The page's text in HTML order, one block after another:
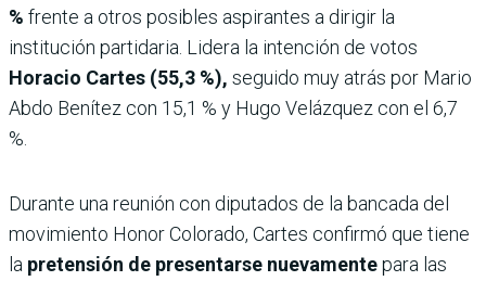
% frente a otros posibles aspirantes a dirigir la
institución partidaria. Lidera la intención de votos
Horacio Cartes (55,3 %), seguido muy atrás por Mario
Abdo Benítez con 15,1 % y Hugo Velázquez con el 6,7
%.
Durante una reunión con diputados de la bancada del
movimiento Honor Colorado, Cartes confirmó que tiene
la pretensión de presentarse nuevamentepara las